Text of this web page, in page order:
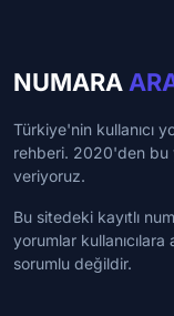
NUMARA
Türkiye'nin kullanıcı
rehberi. 2020'den bu
veriyoruz.
Bu sitedeki kayıtlı
yorumlar kullanıcılara
sorumlu değildir.